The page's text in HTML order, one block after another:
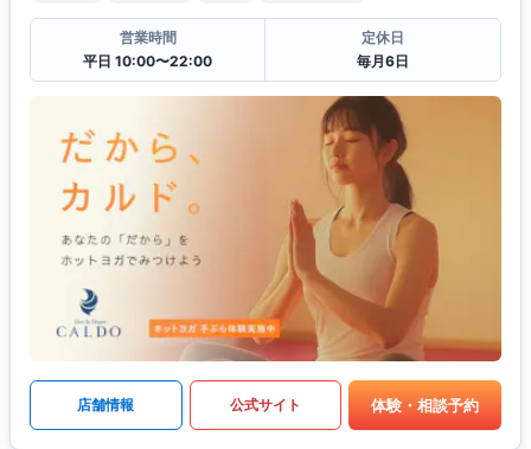
営業時間
平日 10:00〜22:00
定休日
毎月6日
店舗情報 公式サイト 体験・相談予約